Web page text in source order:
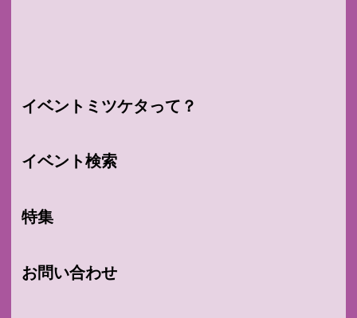
イベントミツケタって？
イベント検索
特集
お問い合わせ